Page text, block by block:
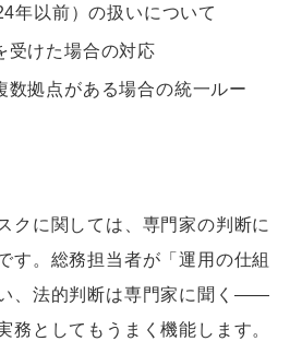
年以前）の扱いについて
受けた場合の対応
数拠点がある場合の統一ルー
クに関しては、専門家の判断に
す。総務担当者が「運用の仕組
、法的判断は専門家に聞く——
務としてもうまく機能します。